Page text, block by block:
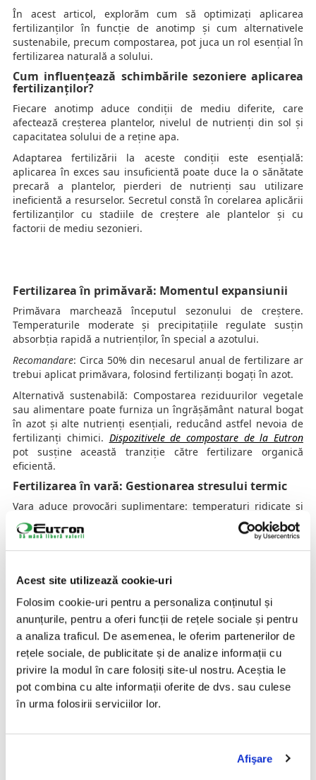
Acest site utilizează cookie-uri
Folosim cookie-uri pentru a personaliza conținutul și
anunțurile, pentru a oferi funcții de rețele sociale și pentru
a analiza traficul. De asemenea, le oferim partenerilor de
rețele sociale, de publicitate și de analize informații cu
privire la modul în care folosiți site-ul nostru. Aceștia le
pot combina cu alte informații oferite de dvs. sau culese
în urma folosirii serviciilor lor.
Afişare
În acest articol, explorăm cum să optimizați aplicarea
fertilizanților în funcție de anotimp și cum alternativele
sustenabile, precum compostarea, pot juca un rol esențial în
fertilizarea naturală a solului.
Cum influențează schimbările sezoniere aplicarea
fertilizanților?
Fiecare anotimp aduce condiții de mediu diferite, care
afectează creșterea plantelor, nivelul de nutrienți din sol și
capacitatea solului de a reține apa.
Adaptarea fertilizării la aceste condiții este esențială:
aplicarea în exces sau insuficientă poate duce la o sănătate
precară a plantelor, pierderi de nutrienți sau utilizare
ineficientă a resurselor. Secretul constă în corelarea aplicării
fertilizanților cu stadiile de creștere ale plantelor și cu
factorii de mediu sezonieri.
Fertilizarea în primăvară: Momentul expansiunii
Primăvara marchează începutul sezonului de creștere.
Temperaturile moderate și precipitațiile regulate susțin
absorbția rapidă a nutrienților, în special a azotului.
Recomandare: Circa 50% din necesarul anual de fertilizare ar
trebui aplicat primăvara, folosind fertilizanți bogați în azot.
Alternativă sustenabilă: Compostarea reziduurilor vegetale
sau alimentare poate furniza un îngrășământ natural bogat
în azot și alte nutrienți esențiali, reducând astfel nevoia de
fertilizanți chimici. Dispozitivele de compostare de la Eutron
pot susține această tranziție către fertilizare organică
eficientă.
Fertilizarea în vară: Gestionarea stresului termic
Vara aduce provocări suplimentare: temperaturi ridicate și
umiditate scăzută. În aceste condiții, plantele pot suferi de
stres termic.
Recomandare: Aproximativ 20% din fertilizarea anuală ar
mai ușoară și aplicare atentă a compostului pentru
îmbunătățirea reținerii apei în sol.
Fertilizarea în toamnă: Întărirea rădăcinilor
Toamna este esențială pentru pregătirea plantelor pentru
iarnă.
Recomandare: Circa 30% din fertilizarea anuală ar trebui
aplicată acum, cu echilibru între azot, fosfor și potasiu,
pentru dezvoltarea rădăcinilor și întărirea rezistenței
Utilizarea compostului maturat poate suplimenta solul cu
fosfor natural și alte minerale necesare în această perioadă.